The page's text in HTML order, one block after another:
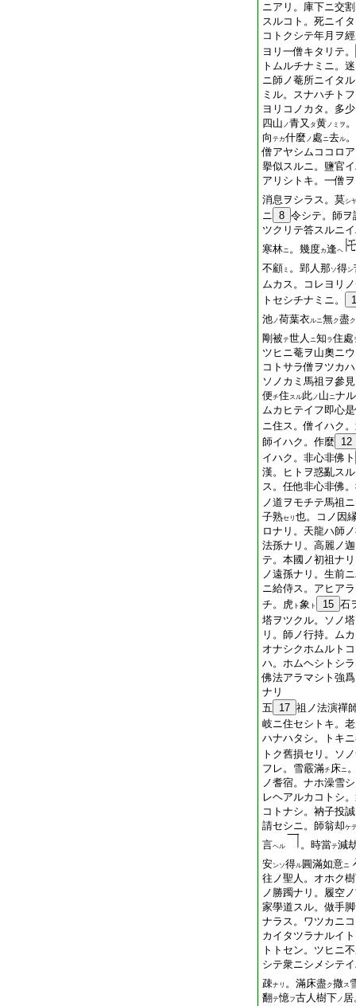
ニアリ。庫下ニ交
スルコト。死ニイ
コトクシテ年月ヲ
ヨリ一僧キタリテ。
トムルチナミニ。
ニ師ノ菴所ニイタ
ミル。スナハチト
ヨリコノカタ。多少
四山 ノ青又 タ黄ノミヲ
向 テカ什麼ノ 處ニ去ル
僧アヤシムココロ
擧似スルニ。鹽官
アリシトキ。一僧
消息ヲシラス。莫シ
ニ 8 令シテ。師ヲ
ツクリテ答スルニ
寒林ニ。幾度カ逢ヘ
不顧 ミ 。郢人那ソ得ン
ムカス。コレヨリ
トセシチナミニ。
池ノ荷葉衣ルニ無ク盡
剛被テ世人 ニ知 ラ住處
ツヒニ菴ヲ山奧ニ
コトサラ僧ヲツカ
ソノカミ馬祖ヲ參
便チ住 スル此ノ 山ニナ
ムカヒテイフ即心
ニ住ス。僧イハク
師イハク。作麼 12
イハク。非心非佛ト
漢。ヒトヲ惑亂ス
ス。 任他非心非佛
ノ道ヲモチテ馬祖
子熟セリ 也。コノ因
ロナリ。天龍ハ師
法孫ナリ。高麗ノ
テ。本國ノ初祖ナ
ノ遠孫ナリ。生前
ニ給侍ス。アヒア
チ。虎 ト 象 ト 15 石
塔ヲツクル。ソノ
リ。師ノ行持。ム
オナシクホムルト
ハ。ホムヘシトシ
佛法アラマシト強
ナリ
五
17 祖ノ法演禪
岐ニ住セシトキ。
ハナハタシ。トキ
トク舊損セリ。ソ
フレ。雪霰滿チ床ニ
ノ耆宿。ナホ澡雪
レヘアルカコトシ
コトナシ。衲子投
請セシニ。師翁却ケ
言ヘル 。時當テ減
安ンソ得ル 圓滿如意ニ
往ノ聖人。オホク
ノ勝躅ナリ。履空
家學道スル。做手
ナラス。ワツカニ
カイタツラナルイ
トトセン。ツヒニ不
シテ衆ニシメシテ
疎ナリ 。滿床盡ク撒ス
翻テ憶フ古人樹下ノ